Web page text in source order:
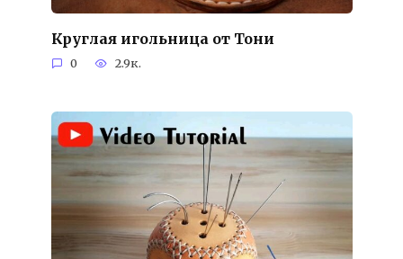
Круглая игольница от Тони
0 2.9к.